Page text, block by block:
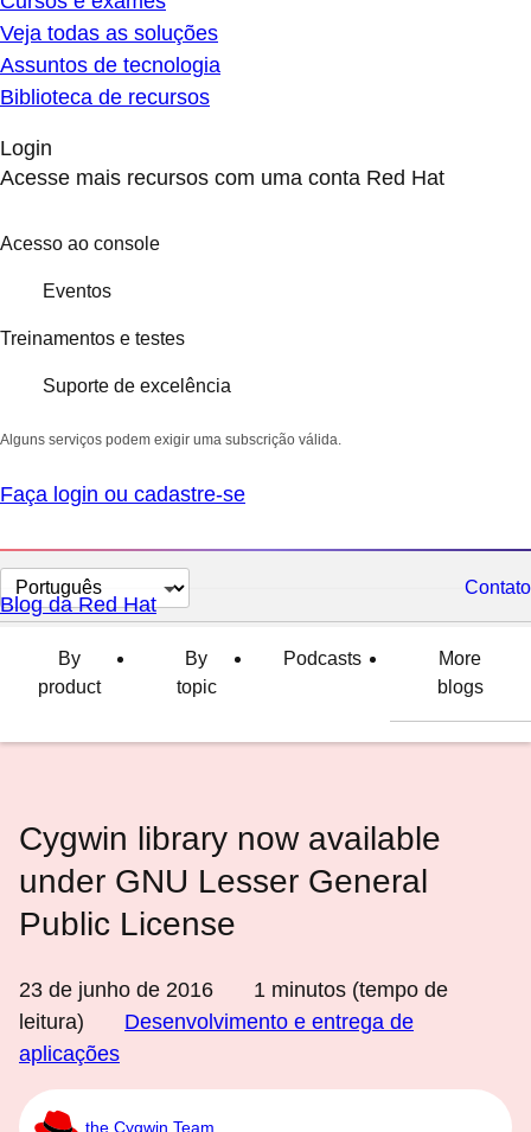
Veja todas as soluções
Assuntos de tecnologia
Biblioteca de recursos
Login
Acesse mais recursos com uma conta Red Hat
Acesso ao console
Eventos
Treinamentos e testes
Suporte de excelência
Alguns serviços podem exigir uma subscrição válida.
Faça login ou cadastre-se
Selecionar
idioma
Contato
Blog da Red Hat
By
product
By
topic
Podcasts
More
blogs
Cygwin library now available
under GNU Lesser General
Public License
23 de junho de 2016 1 minutos (tempo de
leitura)
Desenvolvimento e entrega de
aplicações
the Cygwin Team